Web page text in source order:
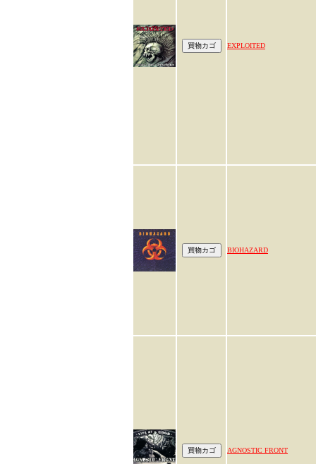
EXPLOITED
BIOHAZARD
AGNOSTIC FRONT